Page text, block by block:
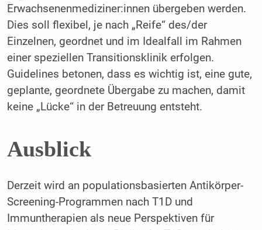
Erwachsenenmediziner:innen übergeben werden.
Dies soll flexibel, je nach „Reife“ des/der
Einzelnen, geordnet und im Idealfall im Rahmen
einer speziellen Transitionsklinik erfolgen.
Guidelines betonen, dass es wichtig ist, eine gute,
geplante, geordnete Übergabe zu machen, damit
keine „Lücke“ in der Betreuung entsteht.
Ausblick
Derzeit wird an populationsbasierten Antikörper-
Screening-Programmen nach T1D und
Immuntherapien als neue Perspektiven für